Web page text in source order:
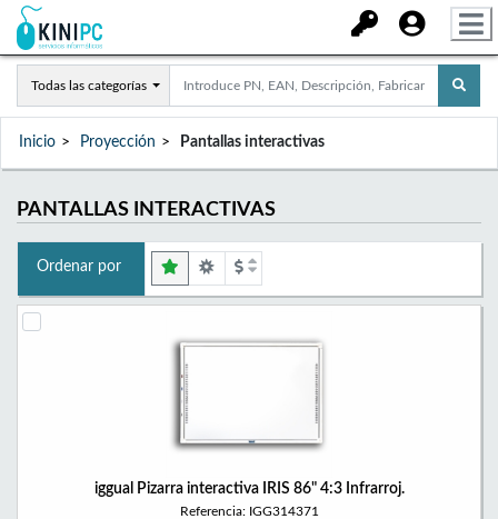
Todas las categorías
Inicio Proyección Pantallas interactivas
PANTALLAS INTERACTIVAS
Ordenar por
iggual Pizarra interactiva IRIS 86" 4:3 Infrarroj.
Referencia: IGG314371